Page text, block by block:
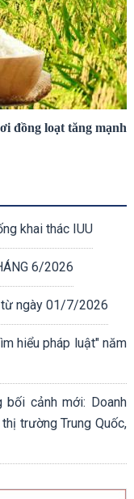
đồng loạt tăng mạnh
khai thác IUU
6/2026
ngày 01/7/2026
hiểu pháp luật" năm
bối cảnh mới: Doanh